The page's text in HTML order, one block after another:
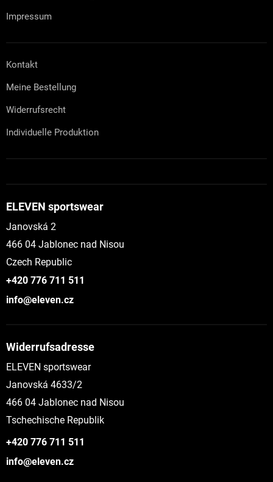
Impressum
Kontakt
Meine Bestellung
Widerrufsrecht
Individuelle Produktion
ELEVEN sportswear
Janovská 2
466 04 Jablonec nad Nisou
Czech Republic
+420 776 711 511
info@eleven.cz
Widerrufsadresse
ELEVEN sportswear
Janovská 4633/2
466 04 Jablonec nad Nisou
Tschechische Republik
+420 776 711 511
info@eleven.cz